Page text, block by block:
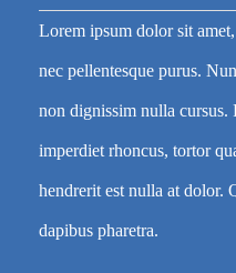
Lorem ipsum dolor sit
nec pellentesque purus.
non dignissim nulla cursus.
imperdiet rhoncus, tortor
hendrerit est nulla at dolor.
dapibus pharetra.